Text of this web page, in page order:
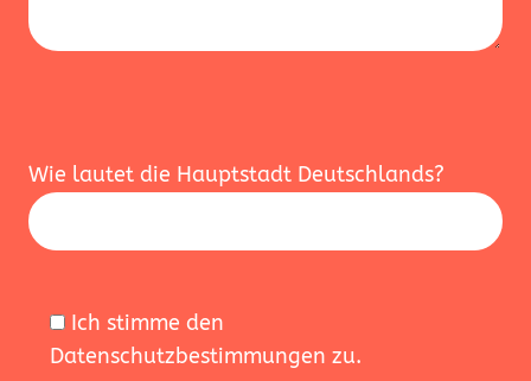
i
t
t
Wie lautet die Hauptstadt Deutschlands?
Ich stimme den
Datenschutzbestimmungen zu.